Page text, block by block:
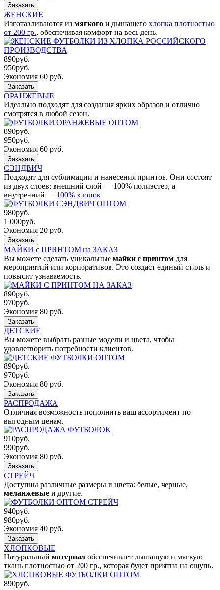
Заказать
ЖЕНСКИЕ
Изготавливаются из мягкого и дышащего хлопка плотностью
от 200 гр., обеспечивая комфорт на весь день.
890руб.
950руб.
Экономия 60 руб.
Заказать
ОРАНЖЕВЫЕ
Идеально подходят для создания ярких образов и отлично
смотрятся в любой сезон.
890руб.
950руб.
Экономия 60 руб.
Заказать
СЭНДВИЧ
Подходят для сублимации и нанесения принтов. Они состоят
из двух слоев: внешний слой — 100% полиэстер, а
внутренний — 100% хлопок.
980руб.
1 000руб.
Экономия 20 руб.
Заказать
МАЙКИ с ПРИНТОМ на ЗАКАЗ
Вы можете сделать уникальные майки с принтом для
мероприятий или корпоративов. Это создаст единый стиль и
повысит узнаваемость.
890руб.
970руб.
Экономия 80 руб.
Заказать
ДЕТСКИЕ
Вы можете выбрать разные модели и цвета, чтобы
удовлетворить потребности клиентов.
890руб.
970руб.
Экономия 80 руб.
Заказать
РАСПРОДАЖА
Отличная возможность пополнить ваш ассортимент по
выгодным ценам.
910руб.
990руб.
Экономия 80 руб.
Заказать
СТРЕЙЧ
Доступны различные размеры и цвета: белые, черные,
меланжевые и другие.
940руб.
980руб.
Экономия 40 руб.
Заказать
ХЛОПКОВЫЕ
Натуральный материал обеспечивает дышащую и мягкую
ткань плотностью от 200 гр., которая будет приятна на ощупь.
890руб.